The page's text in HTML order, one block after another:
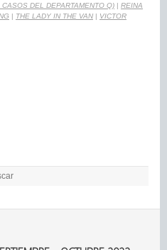
DEL DEPARTAMENTO Q) | REINA
| THE LADY IN THE VAN | VICTOR